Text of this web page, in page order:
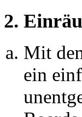
2.
Mit
ein